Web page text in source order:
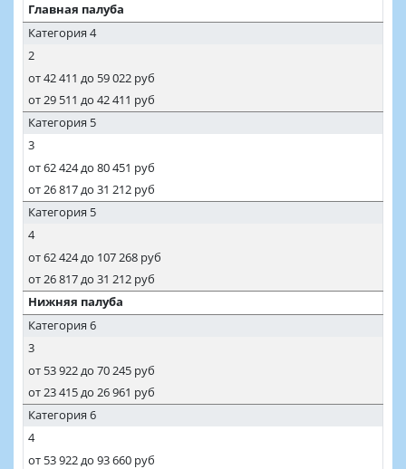
Главная палуба
Категория 4
2
от 42 411 до 59 022 руб
от 29 511 до 42 411 руб
Категория 5
3
от 62 424 до 80 451 руб
от 26 817 до 31 212 руб
Категория 5
4
от 62 424 до 107 268 руб
от 26 817 до 31 212 руб
Нижняя палуба
Категория 6
3
от 53 922 до 70 245 руб
от 23 415 до 26 961 руб
Категория 6
4
от 53 922 до 93 660 руб